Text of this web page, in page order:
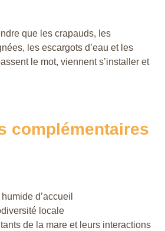
que les crapauds, les
les escargots d’eau et les
le mot, viennent s’installer et
complémentaires
d’accueil
locale
de la mare et leurs interactions